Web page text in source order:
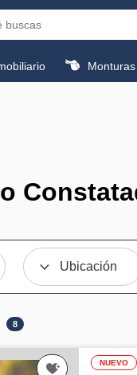
Monturas
Ubicación
8
NUEVO